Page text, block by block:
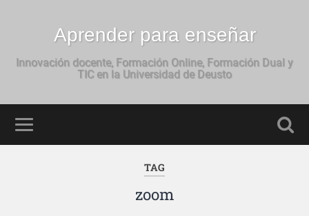
Aprender para enseñar
Innovación docente, Formación Online, Formación Dual y
TIC en la Universidad de Deusto
TAG
zoom